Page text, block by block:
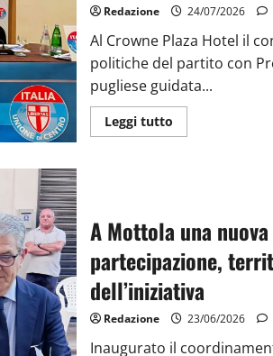
Redazione 24/07/2026
Al Crowne Plaza Hotel il
politiche del partito con
pugliese guidata...
Leggi tutto
A Mottola una nuova
partecipazione,
dell’iniziativa
Redazione 23/06/2026
Inaugurato il